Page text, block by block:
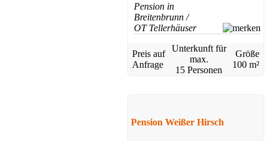
Pension in
Breitenbrunn /
OT Tellerhäuser
Preis auf
Anfrage
Unterkunft für
max.
15 Personen
Größe
100 m²
Pension Weißer Hirsch